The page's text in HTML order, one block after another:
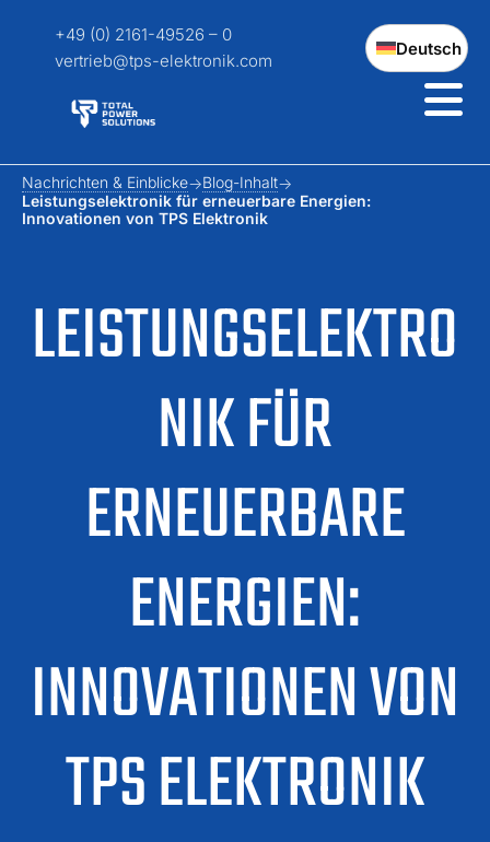
+49 (0) 2161-49526 – 0
vertrieb@tps-elektronik.com
Deutsch
LEISTUNGSELEKTRO
NIK FÜR
ERNEUERBARE
ENERGIEN:
INNOVATIONEN VON
TPS ELEKTRONIK
Nachrichten & Einblicke
Blog-Inhalt
Leistungselektronik für erneuerbare Energien:
Innovationen von TPS Elektronik